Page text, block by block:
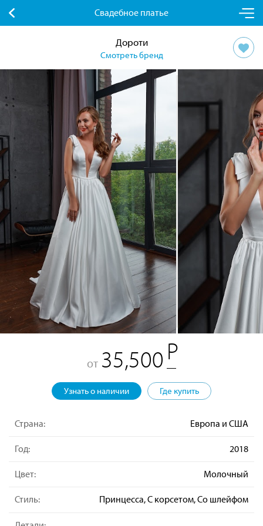
Свадебное платье
Дороти
Смотреть бренд
от 35,500
Узнать о наличии Где купить
Страна: Европа и США
Год: 2018
Цвет: Молочный
Стиль: Принцесса, С корсетом, Со шлейфом